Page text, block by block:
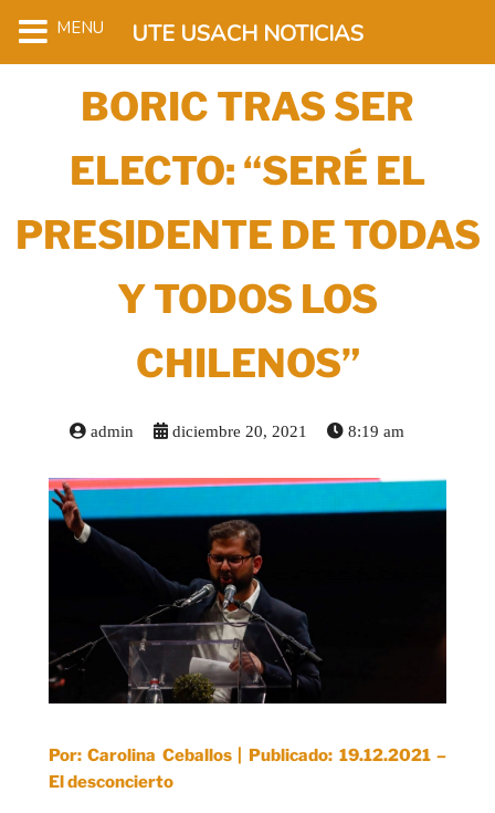
BORIC TRAS SER
ELECTO: “SERÉ EL
PRESIDENTE DE TODAS
Y TODOS LOS
CHILENOS”
admin diciembre 20, 2021 8:19 am
Por: Carolina Ceballos | Publicado: 19.12.2021 –
El desconcierto
MENU UTE USACH NOTICIAS